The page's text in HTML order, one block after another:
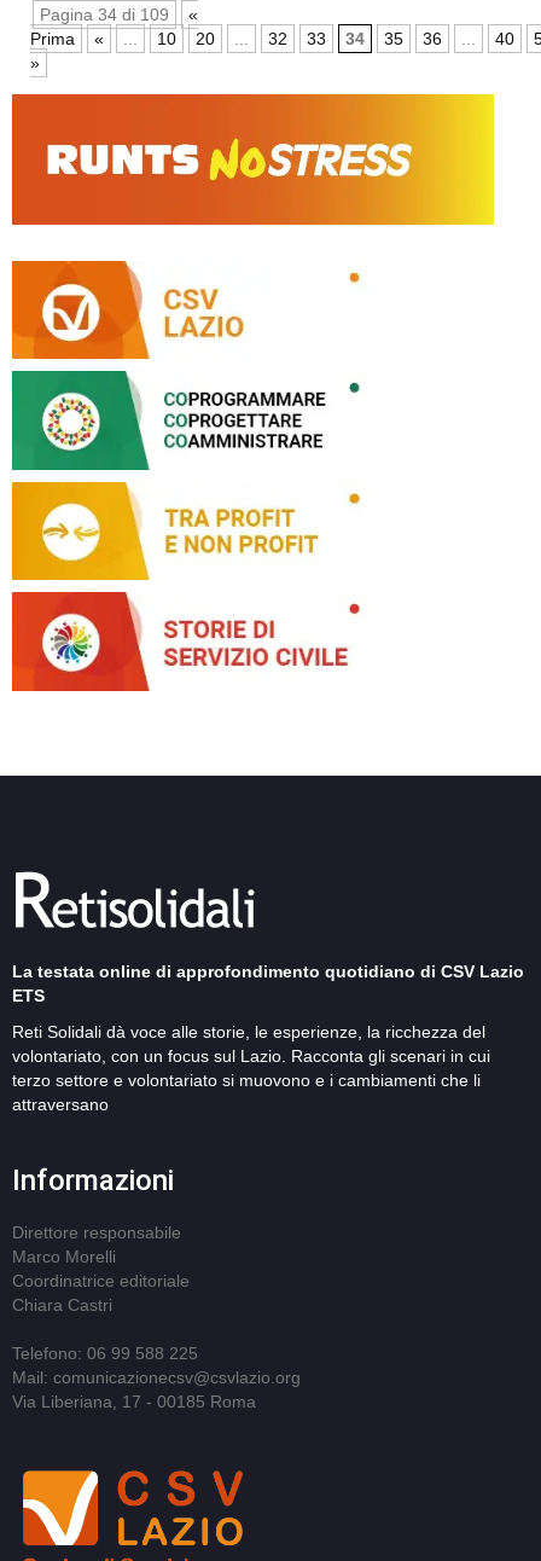
Pagina 34 di 109
«
Prima
« 10 20 32 33 34 35 36 40
»
La testata online di approfondimento quotidiano di CSV Lazio
ETS
Reti Solidali dà voce alle storie, le esperienze, la ricchezza del
volontariato, con un focus sul Lazio. Racconta gli scenari in cui
terzo settore e volontariato si muovono e i cambiamenti che li
attraversano
Informazioni
Direttore responsabile
Marco Morelli
Coordinatrice editoriale
Chiara Castri
Telefono: 06 99 588 225
Mail: comunicazionecsv@csvlazio.org
Via Liberiana, 17 - 00185 Roma